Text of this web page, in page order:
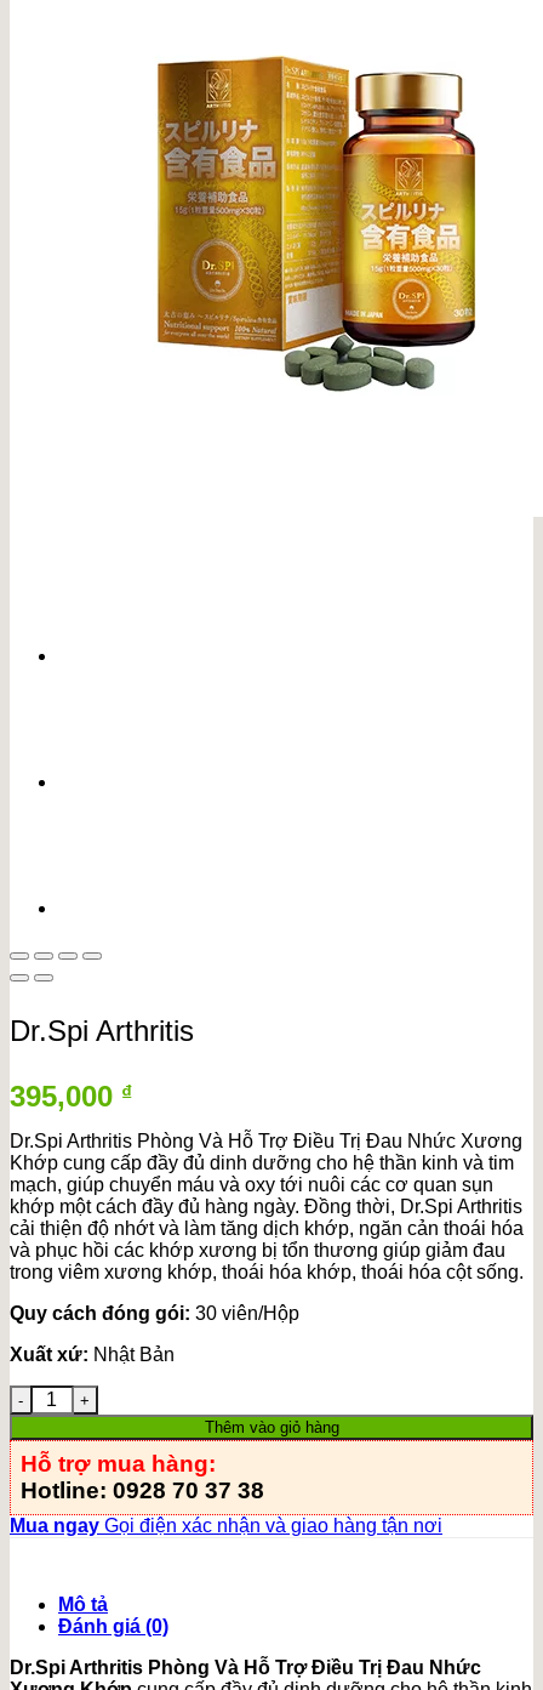
Dr.Spi Arthritis
395,000 ₫
Dr.Spi Arthritis Phòng Và Hỗ Trợ Điều Trị Đau Nhức Xương
Khớp cung cấp đầy đủ dinh dưỡng cho hệ thần kinh và tim
mạch, giúp chuyển máu và oxy tới nuôi các cơ quan sụn
khớp một cách đầy đủ hàng ngày. Đồng thời, Dr.Spi Arthritis
cải thiện độ nhớt và làm tăng dịch khớp, ngăn cản thoái hóa
và phục hồi các khớp xương bị tổn thương giúp giảm đau
trong viêm xương khớp, thoái hóa khớp, thoái hóa cột sống.
Quy cách đóng gói: 30 viên/Hộp
Xuất xứ: Nhật Bản
Dr.Spi Arthritis số lượng
Thêm vào giỏ hàng
Hỗ trợ mua hàng:
Hotline: 0928 70 37 38
Mua ngay Gọi điện xác nhận và giao hàng tận nơi
Mô tả
Đánh giá (0)
Dr.Spi Arthritis Phòng Và Hỗ Trợ Điều Trị Đau Nhức